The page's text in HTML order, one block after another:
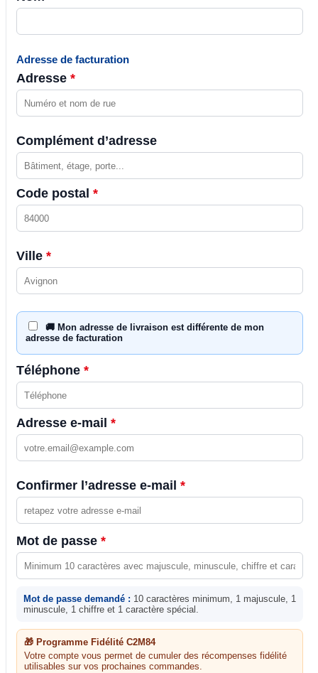
Adresse de facturation
Adresse *
Complément d’adresse
Code postal *
Ville *
🚚 Mon adresse de livraison est différente de mon
adresse de facturation
Téléphone *
Adresse e-mail *
Confirmer l’adresse e-mail *
Mot de passe *
Mot de passe demandé : 10 caractères minimum, 1 majuscule, 1
minuscule, 1 chiffre et 1 caractère spécial.
🎁 Programme Fidélité C2M84
Votre compte vous permet de cumuler des récompenses fidélité
utilisables sur vos prochaines commandes.